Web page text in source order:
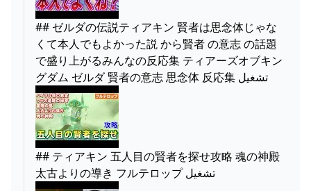
## ゼルダの伝説ティアキン 賢者は思念体じゃな
くて本人でもよかった説 から賢者 の意志 の話題
で盛り上がるみんなの反応集 ティアーズオブキン
グダム ゼルダ 賢者の意志 思念体 反応集 تشغيل
## ティアキン 五人目の賢者を探せ攻略 魂の神殿
太古よりの導き フルテロップ تشغيل